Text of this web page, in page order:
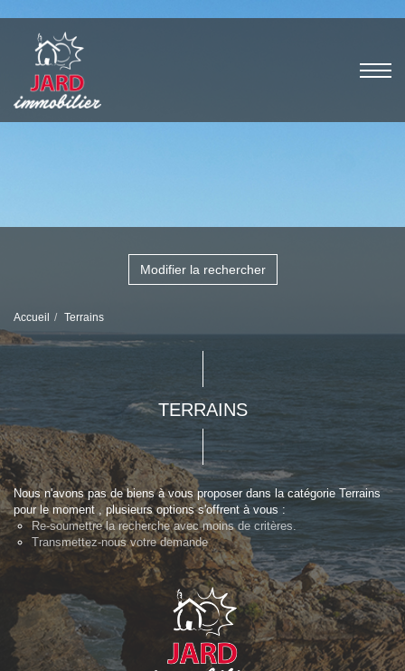
Modifier la rechercher
Accueil Terrains
TERRAINS
Nous n'avons pas de biens à vous proposer dans la catégorie Terrains
pour le moment , plusieurs options s'offrent à vous :
Re-soumettre la recherche avec moins de critères.
Transmettez-nous votre demande